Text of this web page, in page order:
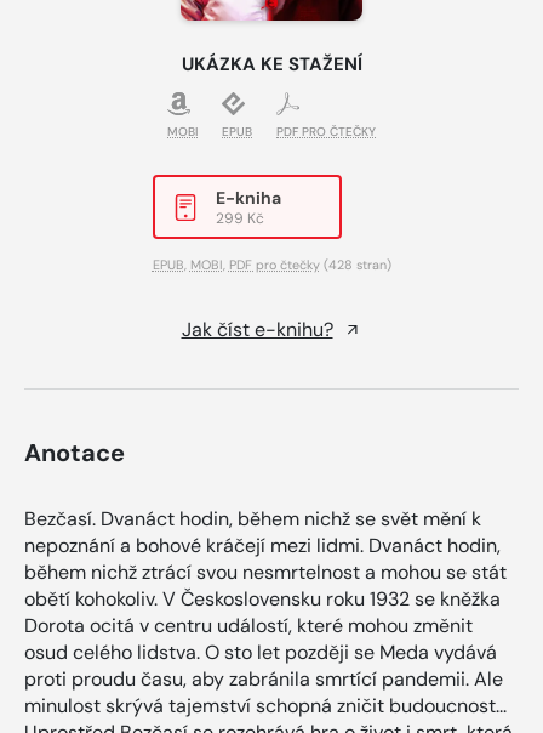
UKÁZKA KE STAŽENÍ
MOBI EPUB PDF PRO ČTEČKY
E-kniha
299 Kč
EPUB, MOBI, PDF pro čtečky(428 stran)
Jak číst e-knihu?
Anotace
Bezčasí. Dvanáct hodin, během nichž se svět mění k
nepoznání a bohové kráčejí mezi lidmi. Dvanáct hodin,
během nichž ztrácí svou nesmrtelnost a mohou se stát
obětí kohokoliv. V Československu roku 1932 se kněžka
Dorota ocitá v centru událostí, které mohou změnit
osud celého lidstva. O sto let později se Meda vydává
proti proudu času, aby zabránila smrtící pandemii. Ale
minulost skrývá tajemství schopná zničit budoucnost...